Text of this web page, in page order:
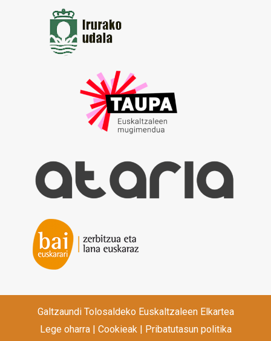
Galtzaundi Tolosaldeko Euskaltzaleen Elkartea
Lege oharra| Cookieak | Pribatutasun politika